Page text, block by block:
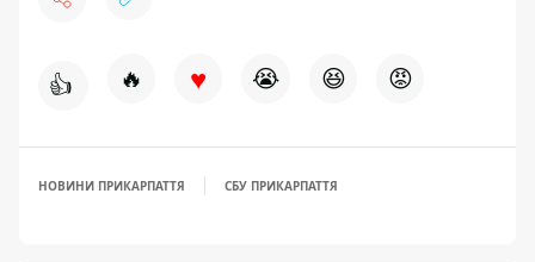
👍 🔥 ♥ 😭 😆 😡
НОВИНИ ПРИКАРПАТТЯ СБУ ПРИКАРПАТТЯ